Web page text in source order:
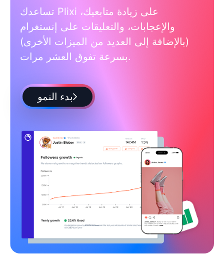
تساعدك Plixi على زيادة متابعيك،
والإعجابات، والتعليقات على إنستغرام
(بالإضافة إلى العديد من الميزات الأخرى)
بسرعة تفوق العشر مرات.
بدء النمو